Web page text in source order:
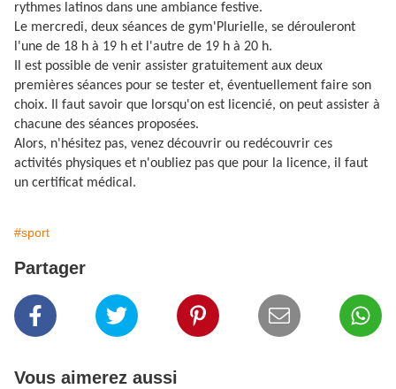
rythmes latinos dans une ambiance festive.
Le mercredi, deux séances de gym'Plurielle, se dérouleront
l'une de 18 h à 19 h et l'autre de 19 h à 20 h.
Il est possible de venir assister gratuitement aux deux
premières séances pour se tester et, éventuellement faire son
choix. Il faut savoir que lorsqu'on est licencié, on peut assister à
chacune des séances proposées.
Alors, n'hésitez pas, venez découvrir ou redécouvrir ces
activités physiques et n'oubliez pas que pour la licence, il faut
un certificat médical.
#sport
Partager
Vous aimerez aussi